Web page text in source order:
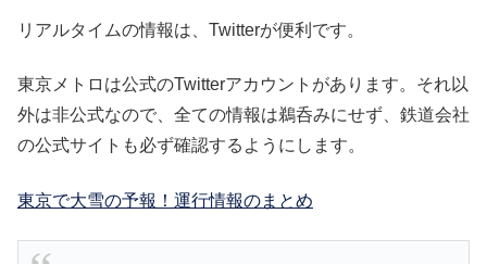
リアルタイムの情報は、Twitterが便利です。
東京メトロは公式のTwitterアカウントがあります。それ以
外は非公式なので、全ての情報は鵜呑みにせず、鉄道会社
の公式サイトも必ず確認するようにします。
東京で大雪の予報！運行情報のまとめ